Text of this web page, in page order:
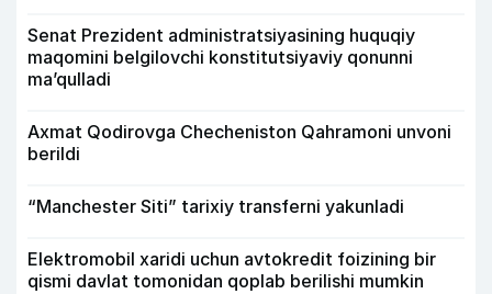
Senat Prezident administratsiyasining huquqiy
maqomini belgilovchi konstitutsiyaviy qonunni
ma’qulladi
Axmat Qodirovga Checheniston Qahramoni unvoni
berildi
“Manchester Siti” tarixiy transferni yakunladi
Elektromobil xaridi uchun avtokredit foizining bir
qismi davlat tomonidan qoplab berilishi mumkin